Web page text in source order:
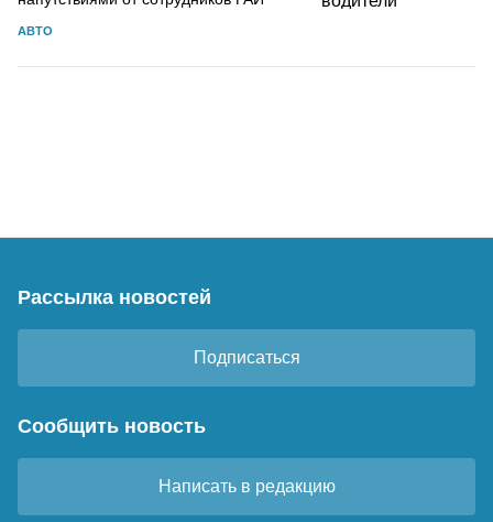
АВТО
Рассылка новостей
Подписаться
Сообщить новость
Написать в редакцию